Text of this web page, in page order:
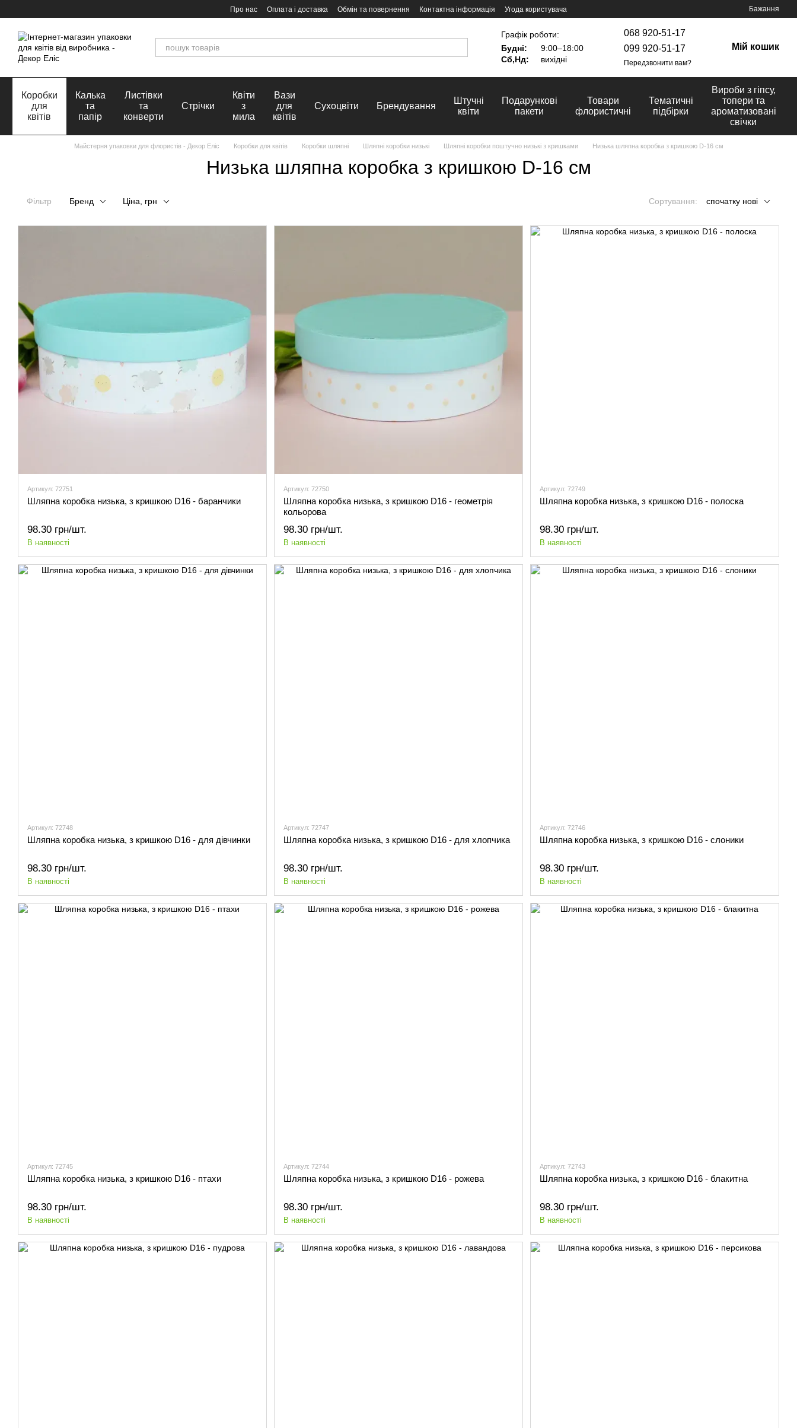
Про нас Оплата і доставка Обмін та повернення Контактна інформація Угода користувача Бажання
Графік роботи:
Будні:
9:00–18:00
Сб,Нд:
вихідні
068 920-51-17
099 920-51-17
Передзвонити вам?
Мій кошик
Коробки
для
квітів
Калька
та
папір
Листівки
та
конверти
Стрічки
Квіти
з
мила
Вази
для
квітів
Сухоцвіти Брендування
Штучні
квіти
Подарункові
пакети
Товари
флористичні
Тематичні
підбірки
Вироби з гіпсу,
топери та
ароматизовані
свічки
Майстерня упаковки для флористів - Декор Еліс Коробки для квітів Коробки шляпні Шляпні коробки низькі Шляпні коробки поштучно низькі з кришками Низька шляпна коробка з кришкою D-16 см
Низька шляпна коробка з кришкою D-16 см
Фільтр Бренд Ціна, грн Сортування: спочатку нові
Артикул: 72751
Шляпна коробка низька, з кришкою D16 - баранчики
98.30 грн/шт.
В наявності
Артикул: 72750
Шляпна коробка низька, з кришкою D16 - геометрія
кольорова
98.30 грн/шт.
В наявності
Артикул: 72749
Шляпна коробка низька, з кришкою D16 - полоска
98.30 грн/шт.
В наявності
Артикул: 72748
Шляпна коробка низька, з кришкою D16 - для дівчинки
98.30 грн/шт.
В наявності
Артикул: 72747
Шляпна коробка низька, з кришкою D16 - для хлопчика
98.30 грн/шт.
В наявності
Артикул: 72746
Шляпна коробка низька, з кришкою D16 - слоники
98.30 грн/шт.
В наявності
Артикул: 72745
Шляпна коробка низька, з кришкою D16 - птахи
98.30 грн/шт.
В наявності
Артикул: 72744
Шляпна коробка низька, з кришкою D16 - рожева
98.30 грн/шт.
В наявності
Артикул: 72743
Шляпна коробка низька, з кришкою D16 - блакитна
98.30 грн/шт.
В наявності